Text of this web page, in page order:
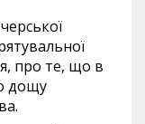
про те, що в
дощу